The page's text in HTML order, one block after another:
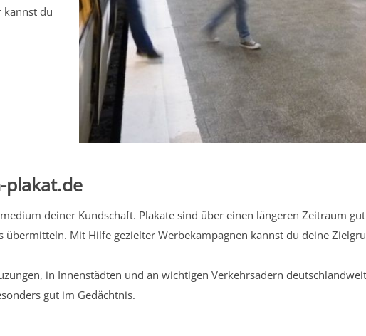
kannst du
plakat.de
deiner Kundschaft. Plakate sind über einen längeren Zeitraum
übermitteln. Mit Hilfe gezielter Werbekampagnen kannst du deine
in Innenstädten und an wichtigen Verkehrsadern
gut im Gedächtnis.